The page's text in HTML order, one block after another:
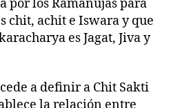
los Ramanujas para
chit, achit e Iswara y que
es Jagat, Jiva y
a definir a Chit Sakti